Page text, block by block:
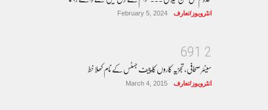
انٹرویوز/تعارف February 5, 2024
2
1
9
6
سینئر صحافی، تجزیہ کاروں کا چیف جسٹس کے نام کھلا خط
انٹرویوز/تعارف March 4, 2015